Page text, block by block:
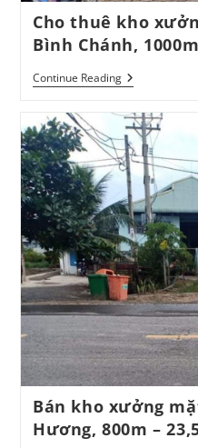
Cho thuê kho
Bình Chánh,
Continue ReadingCho
Thuê
Xưởng
Mặt
Tiền
Kênh
A
–
Bình
Chánh,
1000m
–
60
Tr/tháng
Bán kho xưởng
Hương, 800m –